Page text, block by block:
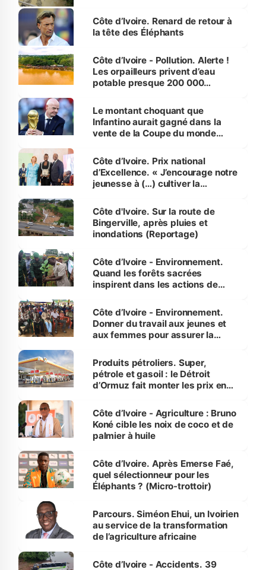
Côte d’Ivoire. Renard de retour à
la tête des Éléphants
Côte d’Ivoire - Pollution. Alerte !
Les orpailleurs privent d’eau
potable presque 200 000
Le montant choquant que
Infantino aurait gagné dans la
vente de la Coupe du monde
Côte d’Ivoire. Prix national
d’Excellence. « J’encourage notre
jeunesse à (…) cultiver la
(Alassane Ouattara
Côte d'Ivoire. Sur la route de
Bingerville, après pluies et
inondations (Reportage)
Côte d’Ivoire - Environnement.
Quand les forêts sacrées
inspirent dans les actions de
Côte d’Ivoire - Environnement.
Donner du travail aux jeunes et
aux femmes pour assurer la
menacées
Produits pétroliers. Super,
pétrole et gasoil : le Détroit
d’Ormuz fait monter les prix en
Côte d’Ivoire - Agriculture : Bruno
Koné cible les noix de coco et de
palmier à huile
Côte d’Ivoire. Après Emerse Faé,
quel sélectionneur pour les
Éléphants ? (Micro-trottoir)
Parcours. Siméon Ehui, un Ivoirien
au service de la transformation
de l’agriculture africaine
Côte d’Ivoire - Accidents. 39